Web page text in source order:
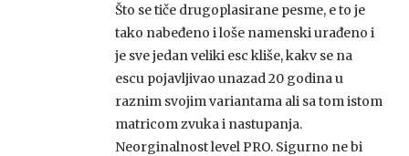
Što se tiče drugoplasirane pesme, e to je
tako nabeđeno i loše namenski urađeno i
je sve jedan veliki esc kliše, kakv se na
escu pojavljivao unazad 20 godina u
raznim svojim variantama ali sa tom istom
matricom zvuka i nastupanja.
Neorginalnost level PRO. Sigurno ne bi